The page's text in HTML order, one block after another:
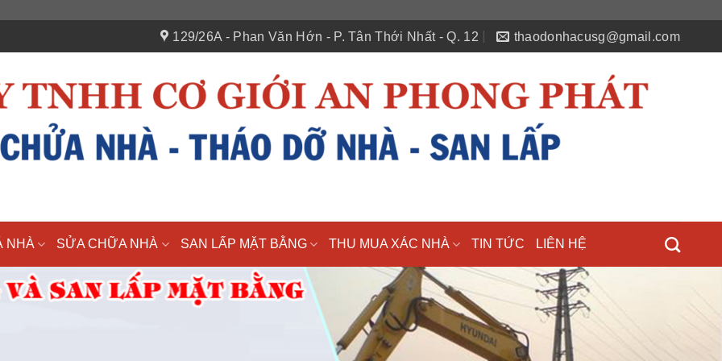
129/26A - Phan Văn Hớn - P. Tân Thới Nhất - Q. 12 thaodonhacusg@gmail.com
NHÀ SỬA CHỮA NHÀ SAN LẤP MẶT BẰNG THU MUA XÁC NHÀ TIN TỨC LIÊN HỆ